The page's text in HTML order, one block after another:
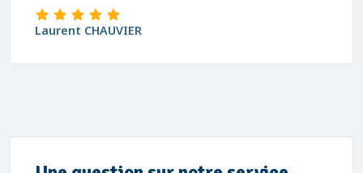
david Blanchard